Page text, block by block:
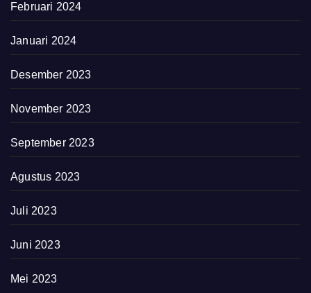
Februari 2024
Januari 2024
Desember 2023
November 2023
September 2023
Agustus 2023
Juli 2023
Juni 2023
Mei 2023